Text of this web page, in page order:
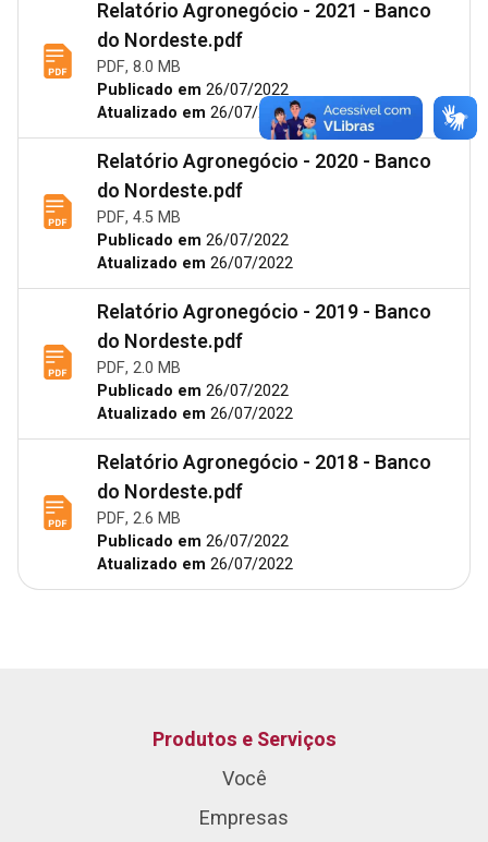
Relatório Agronegócio - 2021 - Banco
do Nordeste.pdf
PDF, 8.0 MB
Publicado em 26/07/2022
Atualizado em 26/07/2022
Relatório Agronegócio - 2020 - Banco
do Nordeste.pdf
PDF, 4.5 MB
Publicado em 26/07/2022
Atualizado em 26/07/2022
Relatório Agronegócio - 2019 - Banco
do Nordeste.pdf
PDF, 2.0 MB
Publicado em 26/07/2022
Atualizado em 26/07/2022
Relatório Agronegócio - 2018 - Banco
do Nordeste.pdf
PDF, 2.6 MB
Publicado em 26/07/2022
Atualizado em 26/07/2022
Produtos e Serviços
Você
Empresas